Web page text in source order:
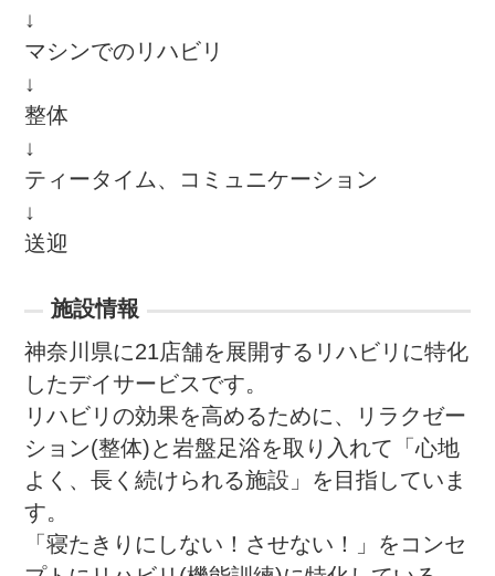
↓
マシンでのリハビリ
↓
整体
↓
ティータイム、コミュニケーション
↓
送迎
施設情報
神奈川県に21店舗を展開するリハビリに特化
したデイサービスです。
リハビリの効果を高めるために、リラクゼー
ション(整体)と岩盤足浴を取り入れて「心地
よく、長く続けられる施設」を目指していま
す。
「寝たきりにしない！させない！」をコンセ